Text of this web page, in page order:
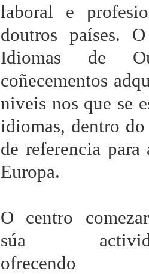
laboral e
doutros países.
Idiomas de
coñecementos
niveis nos que se
idiomas, dentro
de referencia
Europa.
O centro
súa
ofrecendo